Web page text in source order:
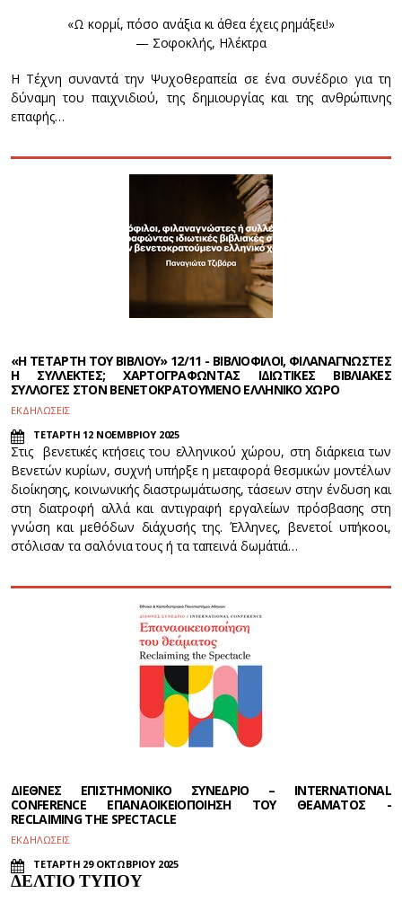
«Ω κορμί, πόσο ανάξια κι άθεα έχεις ρημάξει!»
— Σοφοκλής, Ηλέκτρα
Η Τέχνη συναντά την Ψυχοθεραπεία σε ένα συνέδριο για τη
δύναμη του παιχνιδιού, της δημιουργίας και της ανθρώπινης
επαφής…
«Η ΤΕΤΑΡΤΗ ΤΟΥ ΒΙΒΛΙΟΥ» 12/11 - ΒΙΒΛΙΟΦΙΛΟΙ, ΦΙΛΑΝΑΓΝΩΣΤΕΣ
Η ΣΥΛΛΕΚΤΕΣ; ΧΑΡΤΟΓΡΑΦΩΝΤΑΣ ΙΔΙΩΤΙΚΕΣ ΒΙΒΛΙΑΚΕΣ
ΣΥΛΛΟΓΕΣ ΣΤΟΝ ΒΕΝΕΤΟΚΡΑΤΟΥΜΕΝΟ ΕΛΛΗΝΙΚΟ ΧΩΡΟ
ΕΚΔΗΛΩΣΕΙΣ
ΤΕΤΑΡΤΗ 12 ΝΟΕΜΒΡΙΟΥ 2025
Στις βενετικές κτήσεις του ελληνικού χώρου, στη διάρκεια των
Βενετών κυρίων, συχνή υπήρξε η μεταφορά θεσμικών μοντέλων
διοίκησης, κοινωνικής διαστρωμάτωσης, τάσεων στην ένδυση και
στη διατροφή αλλά και αντιγραφή εργαλείων πρόσβασης στη
γνώση και μεθόδων διάχυσής της. Έλληνες, βενετοί υπήκοοι,
στόλισαν τα σαλόνια τους ή τα ταπεινά δωμάτιά…
ΔΙΕΘΝΕΣ ΕΠΙΣΤΗΜΟΝΙΚΟ ΣΥΝΕΔΡΙΟ – INTERNATIONAL
CONFERENCE ΕΠΑΝΑΟΙΚΕΙΟΠΟΙΗΣΗ ΤΟΥ ΘΕΑΜΑΤΟΣ -
RECLAIMING THE SPECTACLE
ΕΚΔΗΛΩΣΕΙΣ
ΤΕΤΑΡΤΗ 29 ΟΚΤΩΒΡΙΟΥ 2025
ΔΕΛΤΙΟ ΤΥΠΟΥ